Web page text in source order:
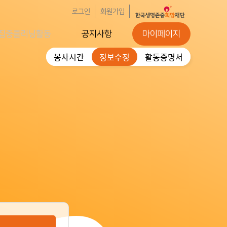
로그인 회원가입
중클리닝활동 공지사항 마이페이지
봉사시간 정보수정 활동증명서